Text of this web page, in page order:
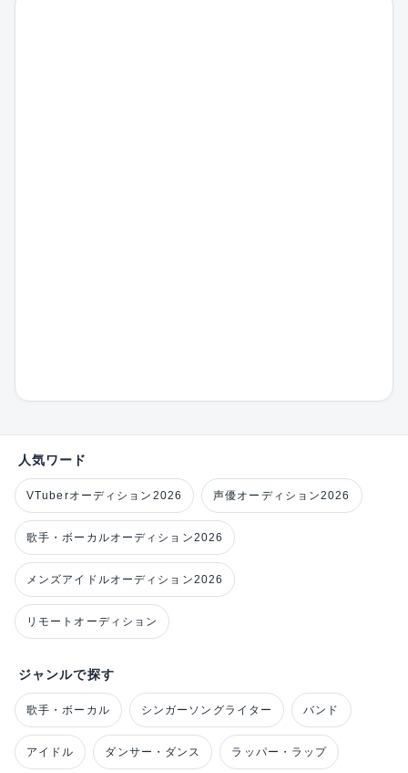
人気ワード
VTuberオーディション2026 声優オーディション2026
歌手・ボーカルオーディション2026
メンズアイドルオーディション2026
リモートオーディション
ジャンルで探す
歌手・ボーカル シンガーソングライター バンド
アイドル ダンサー・ダンス ラッパー・ラップ